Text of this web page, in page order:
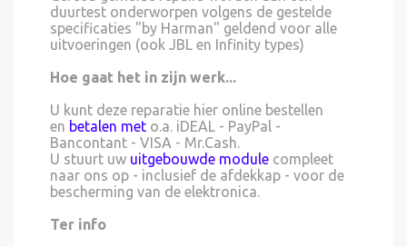
duurtest onderworpen volgens de gestelde
specificaties "by Harman" geldend voor alle
uitvoeringen (ook JBL en Infinity types)
Hoe gaat het in zijn werk...
U kunt deze reparatie hier online bestellen
en betalen met o.a. iDEAL - PayPal -
Bancontant - VISA - Mr.Cash.
U stuurt uw uitgebouwde module compleet
naar ons op - inclusief de afdekkap - voor de
bescherming van de elektronica.
Ter info